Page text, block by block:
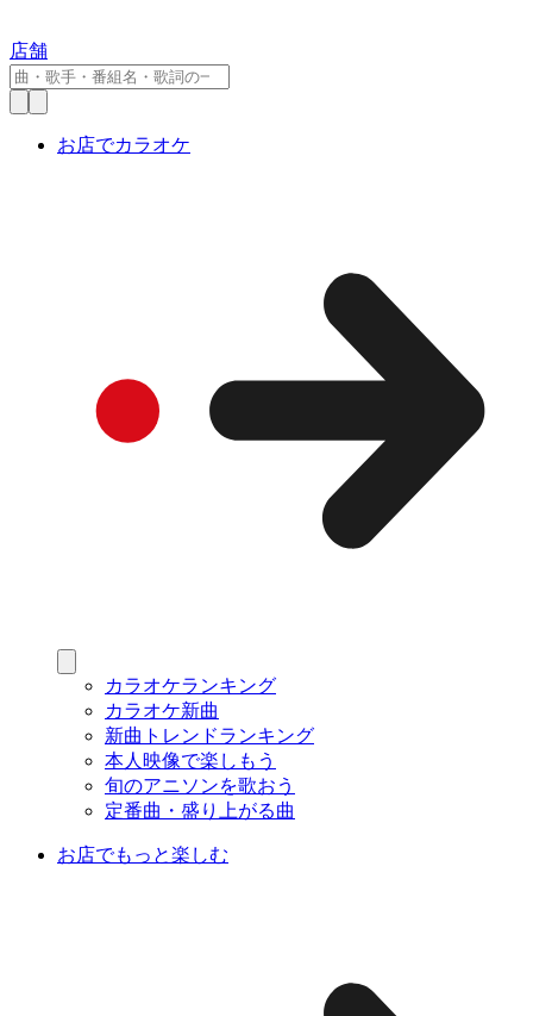
店舗
お店でカラオケ
カラオケランキング
カラオケ新曲
新曲トレンドランキング
本人映像で楽しもう
旬のアニソンを歌おう
定番曲・盛り上がる曲
お店でもっと楽しむ